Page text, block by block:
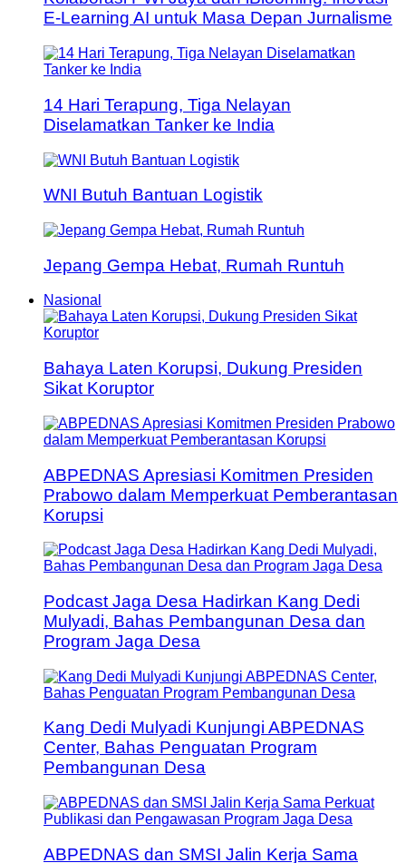
E-Learning AI untuk Masa Depan Jurnalisme
14 Hari Terapung, Tiga Nelayan
Diselamatkan Tanker ke India
WNI Butuh Bantuan Logistik
Jepang Gempa Hebat, Rumah Runtuh
Nasional
Bahaya Laten Korupsi, Dukung Presiden
Sikat Koruptor
ABPEDNAS Apresiasi Komitmen Presiden
Prabowo dalam Memperkuat Pemberantasan
Korupsi
Podcast Jaga Desa Hadirkan Kang Dedi
Mulyadi, Bahas Pembangunan Desa dan
Program Jaga Desa
Kang Dedi Mulyadi Kunjungi ABPEDNAS
Center, Bahas Penguatan Program
Pembangunan Desa
ABPEDNAS dan SMSI Jalin Kerja Sama